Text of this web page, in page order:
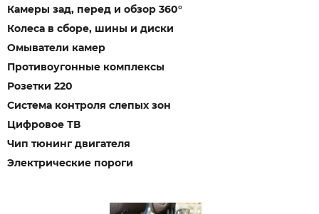
Камеры зад, перед и обзор 360°
Колеса в сборе, шины и диски
Омыватели камер
Противоугонные комплексы
Розетки 220
Система контроля слепых зон
Цифровое ТВ
Чип тюнинг двигателя
Электрические пороги